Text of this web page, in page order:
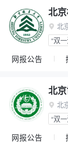
北
 北
“双
网报公告
北
 北
“双
网报公告